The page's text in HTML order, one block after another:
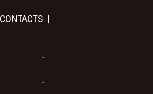
CONTACTS